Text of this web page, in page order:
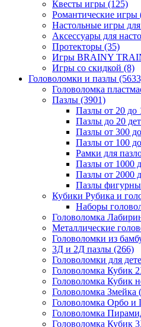
Квесты игры (125)
Романтические игры
Настольные игры
Аксессуары для
Протекторы (35)
Игры BRAINY
Игры со скидкой (8)
Головоломки и пазлы
Головоломка
Пазлы (3901)
Пазлы от 20 до
Пазлы до 20
Пазлы от 300
Пазлы от 100
Рамки для
Пазлы от 1000
Пазлы от 2000
Пазлы
Кубики Рубика и
Наборы
Головоломка
Металлические
Головоломки из
3Д и 2Д пазлы (266)
Головоломки для
Головоломка Кубик
Головоломка Кубик
Головоломка Змейка
Головоломка Орбо и
Головоломка
Головоломка Кубик